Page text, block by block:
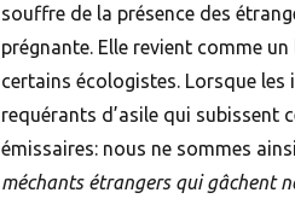
souffre de la présence des
prégnante. Elle revient comme
certains écologistes. Lorsque les
requérants d’asile qui subissent
émissaires: nous ne sommes
méchants étrangers qui gâchent